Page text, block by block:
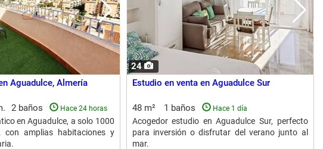
Aguadulce, Almería
2 baños Hace 24 horas
en Aguadulce, a solo 1000
con amplias habitaciones y
24
Estudio en venta en Aguadulce Sur
48 m² 1 baños Hace 1 día
Acogedor estudio en Aguadulce Sur, perfecto
para inversión o disfrutar del verano junto al
mar.